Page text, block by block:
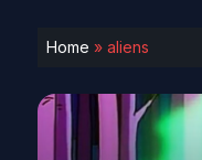
Home » aliens